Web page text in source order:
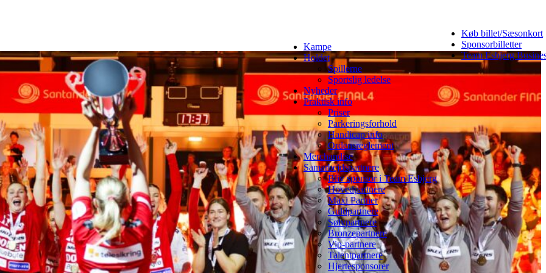
Køb billet/Sæsonkort
Sponsorbilletter
Team Esbjerg
Kampe
Holdet
Spillerne
Sportslig ledelse
Nyheder
Praktisk info
Priser
Parkeringsforhold
Handicap info
Ordensreglement
Merchandise
Samarbejdspartnere
Bliv sponsor i Team Esbjerg
Hovedpartnere
Maxi Partner
Guldpartnere
Sølvpartnere
Bronzepartnere
Vip-partnere
Talentpartnere
Hjertesponsorer